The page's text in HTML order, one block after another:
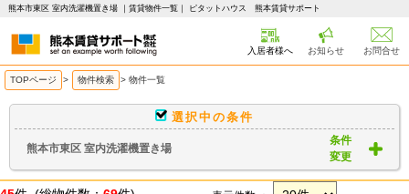
熊本市東区 室内洗濯機置き場 ｜賃貸物件一覧｜ ピタットハウス 熊本賃貸サポート
入居者様へ お知らせ お問合せ
TOPページ > 物件検索 > 物件一覧
選択中の条件
熊本市東区 室内洗濯機置き場
条件
変更